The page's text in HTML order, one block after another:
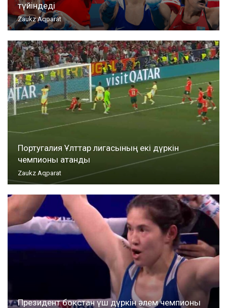
түйіндеді
Zaukz Aqparat
Португалия Ұлттар лигасының екі дүркін
чемпионы атанды
Zaukz Aqparat
Президент бокстан үш дүркін әлем чемпионы